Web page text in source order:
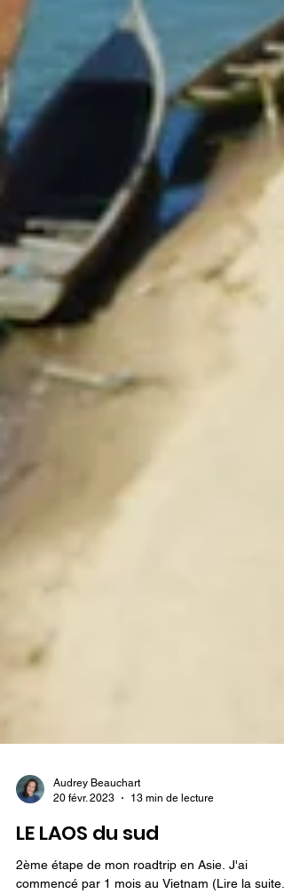
Audrey Beauchart
20 févr. 2023
13 min de lecture
LE LAOS du sud